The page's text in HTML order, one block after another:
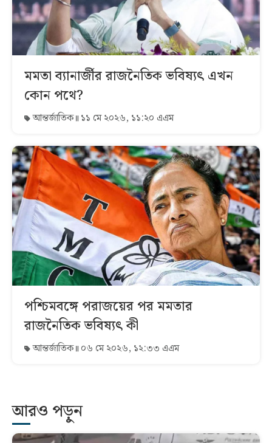
মমতা ব্যানার্জীর রাজনৈতিক ভবিষ্যৎ এখন
কোন পথে?
আন্তর্জাতিক ১১ মে ২০২৬, ১১:২০ এএম
পশ্চিমবঙ্গে পরাজয়ের পর মমতার
রাজনৈতিক ভবিষ্যৎ কী
আন্তর্জাতিক ০৬ মে ২০২৬, ১২:৩৩ এএম
আরও পড়ুন